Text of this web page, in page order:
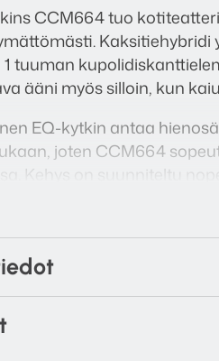
CCM664 tuo
tuuman
ääni myös silloin, kun
EQ-kytkin antaa
joten CCM664
Kehys on suunniteltu
sekä pääkaiuttimena
kotiteatterissa –